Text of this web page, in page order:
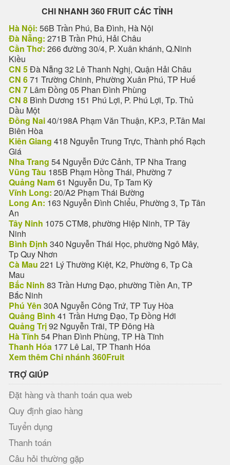
CHI NHANH 360 FRUIT CÁC TỈNH
Hà Nội: 56B Trần Phú, Ba Đình, Hà Nội
Đà Nẵng: 271B Trần Phú, Hải Châu
Cần Thơ: 266 đường 30/4, P. Xuân khánh, Q.Ninh
Kiều
CN 5Đà Nẵng 32 Lê Thanh Nghị, Quận Hải Châu
CN 671 Trường Chinh, Phường Xuân Phú, TP Huế
CN 7 Lâm Đồng 05 Phan Đình Phùng
CN 8 Bình Dương 151 Phú Lợi, P. Phú Lợi, Tp. Thủ
Dầu Một
Đồng Nai40/198A Phạm Văn Thuận, KP.3, P.Tân Mai
Biên Hòa
Kiên Giang 418 Nguyễn Trung Trực, Thành phố Rạch
Giá
Nha Trang 54 Nguyễn Đức Cảnh, TP Nha Trang
Vũng Tàu 185B Phạm Hồng Thái, Phường 7
Quảng Nam61 Nguyễn Du, Tp Tam Kỳ
Vĩnh Long: 20/A2 Phạm Thái Bường
Long An: 163 Nguyễn Đình Chiểu, Phường 3, Tp Tân
An
Tây Ninh 1075 CTM8, phường Hiệp Ninh, TP Tây
Ninh
Bình Định 340 Nguyễn Thái Học, phường Ngô Mây,
Tp Quy Nhơn
Cà Mau 221 Lý Thường Kiệt, K2, Phường 6, Tp Cà
Mau
Bắc Ninh 83 Trần Hưng Đạo, phường Tiền An, TP
Bắc Ninh
Phú Yên 30A Nguyễn Công Trứ, TP Tuy Hòa
Quảng Bình 41 Trần Hưng Đạo, Tp Đồng Hới
Quảng Trị92 Nguyễn Trãi, TP Đông Hà
Hà Tĩnh 54 Phan Đình Phùng, TP Hà Tĩnh
Thanh Hóa 177 Lê Lai, TP Thanh Hóa
Xem thêm Chi nhánh 360Fruit
TRỢ GIÚP
Đặt hàng và thanh toán qua web
Quy định giao hàng
Tuyển dụng
Thanh toán
Câu hỏi thường gặp